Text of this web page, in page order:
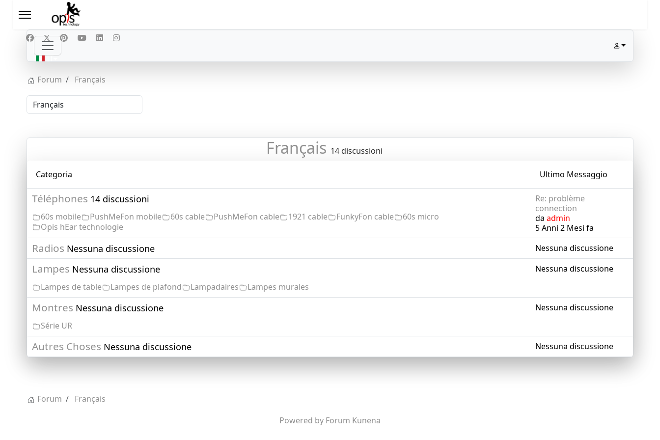
Seleziona la tua lingua
IT
Forum
Français
Français 14 discussioni
Categoria Ultimo Messaggio
Téléphones 14 discussioni
60s mobile PushMeFon mobile 60s cable PushMeFon cable 1921 cable FunkyFon cable
60s micro
Opis hEar technologie
Re: problème
connection
da admin
5 Anni 2 Mesi fa
Radios Nessuna discussione Nessuna discussione
Lampes Nessuna discussione
Lampes de table Lampes de plafond Lampadaires Lampes murales
Nessuna discussione
Montres Nessuna discussione
Série UR
Nessuna discussione
Autres Choses Nessuna discussione Nessuna discussione
Forum
Français
Powered by Forum Kunena